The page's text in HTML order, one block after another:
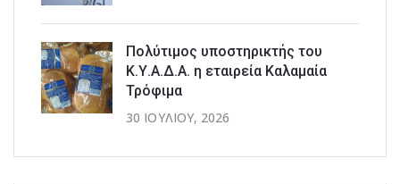
Πολύτιμος υποστηρικτής του
Κ.Υ.Α.Δ.Α. η εταιρεία Καλαμαία
Τρόφιμα
30 ΙΟΥΛΊΟΥ, 2026